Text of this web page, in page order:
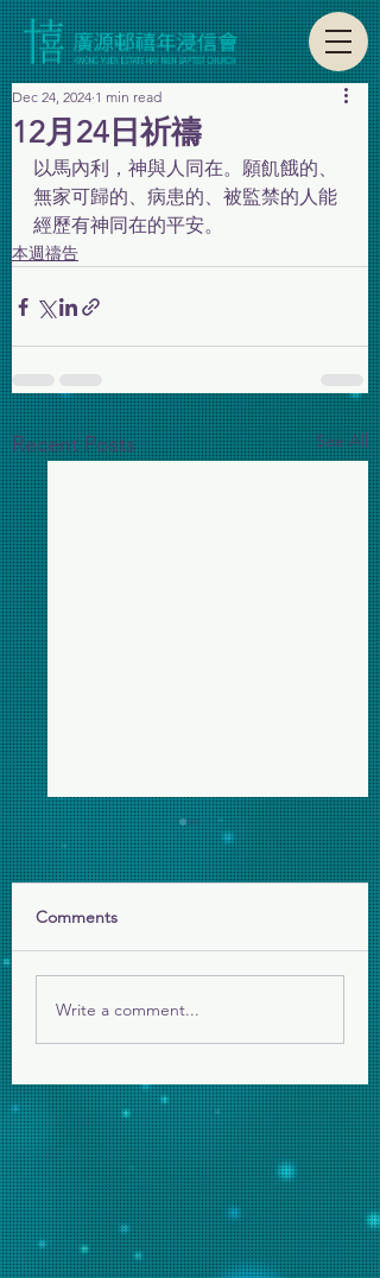
12月24日祈禱
Dec 24, 2024 1 min read
以馬內利，神與人同在。願飢餓的、
無家可歸的、病患的、被監禁的人能
經歷有神同在的平安。
本週禱告
Recent Posts See All
願祢的國降臨
Comments
Write a comment...